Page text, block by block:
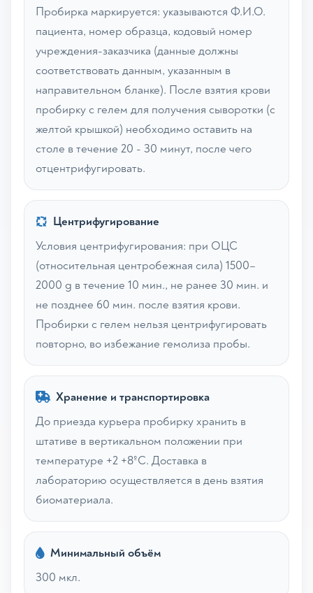
Пробирка маркируется: указываются Ф.И.О.
пациента, номер образца, кодовый номер
учреждения-заказчика (данные должны
соответствовать данным, указанным в
направительном бланке). После взятия крови
пробирку с гелем для получения сыворотки (с
желтой крышкой) необходимо оставить на
столе в течение 20 - 30 минут, после чего
отцентрифугировать.
Центрифугирование
Условия центрифугирования: при ОЦС
(относительная центробежная сила) 1500–
2000 g в течение 10 мин., не ранее 30 мин. и
не позднее 60 мин. после взятия крови.
Пробирки с гелем нельзя центрифугировать
повторно, во избежание гемолиза пробы.
Хранение и транспортировка
До приезда курьера пробирку хранить в
штативе в вертикальном положении при
температуре +2 +8ºС. Доставка в
лабораторию осуществляется в день взятия
биоматериала.
Минимальный объём
300 мкл.